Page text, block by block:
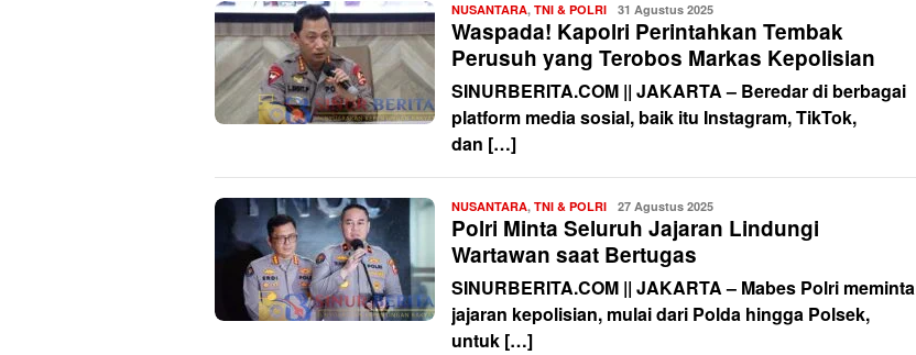
NUSANTARA, TNI & POLRI Redaksi
31 Agustus 2025
Waspada! Kapolri Perintahkan Tembak
Perusuh yang Terobos Markas Kepolisian
SINURBERITA.COM || JAKARTA – Beredar di berbagai
platform media sosial, baik itu Instagram, TikTok,
dan […]
NUSANTARA, TNI & POLRI Redaksi
27 Agustus 2025
Polri Minta Seluruh Jajaran Lindungi
Wartawan saat Bertugas
SINURBERITA.COM || JAKARTA – Mabes Polri meminta
jajaran kepolisian, mulai dari Polda hingga Polsek,
untuk […]